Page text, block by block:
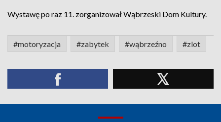
Wystawę po raz 11. zorganizował Wąbrzeski Dom Kultury.
#motoryzacja #zabytek #wąbrzeźno #zlot